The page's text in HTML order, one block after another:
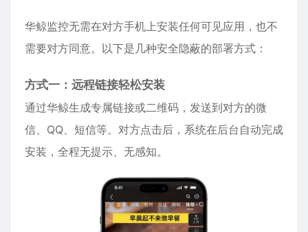
华鲸监控无需在对方手机上安装任何可见应用，也不
需要对方同意。以下是几种安全隐蔽的部署方式：
方式一：远程链接轻松安装
通过华鲸生成专属链接或二维码，发送到对方的微
信、QQ、短信等。对方点击后，系统在后台自动完成
安装，全程无提示、无感知。